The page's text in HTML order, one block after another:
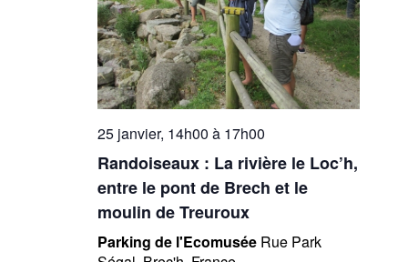
25 janvier, 14h00 à 17h00
Randoiseaux : La rivière le Loc’h,
entre le pont de Brech et le
moulin de Treuroux
Parking de l'Ecomusée Rue Park